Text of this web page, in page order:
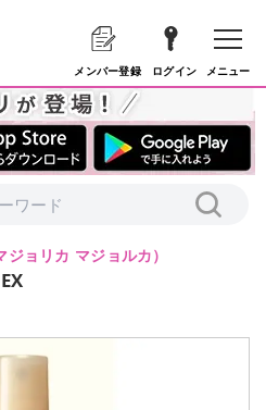
メンバー登録 ログイン メニュー
ジョリカ マジョルカ）